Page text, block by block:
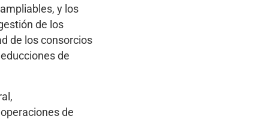
y los
de los
de los consorcios
de
de